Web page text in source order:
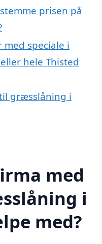
prisen på
speciale i
hele Thisted
græsslåning i
med
i
med?